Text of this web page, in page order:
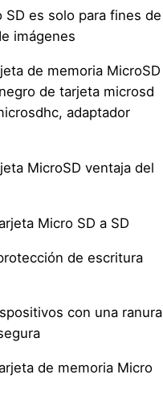
SD es solo para fines de
imágenes
de memoria MicroSD
de tarjeta microsd
adaptador
MicroSD ventaja del
Micro SD a SD
de escritura
con una ranura
de memoria Micro